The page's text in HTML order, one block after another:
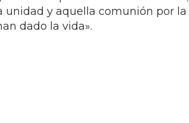
y aquella comunión por la
dado la vida».